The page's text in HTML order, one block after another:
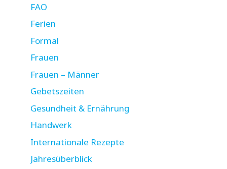
FAO
Ferien
Formal
Frauen
Frauen – Männer
Gebetszeiten
Gesundheit & Ernährung
Handwerk
Internationale Rezepte
Jahresüberblick